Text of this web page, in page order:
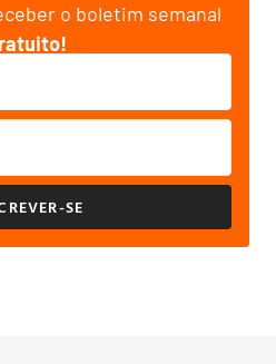
o boletim semanal
SE